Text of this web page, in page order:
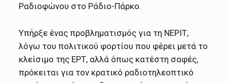
Ραδιοφώνου στο Ράδιο-Πάρκο.
Υπήρξε ένας προβληματισμός για τη ΝΕΡΙΤ,
λόγω του πολιτικού φορτίου που φέρει μετά το
κλείσιμο της ΕΡΤ, αλλά όπως κατέστη σαφές,
πρόκειται για τον κρατικό ραδιοτηλεοπτικό